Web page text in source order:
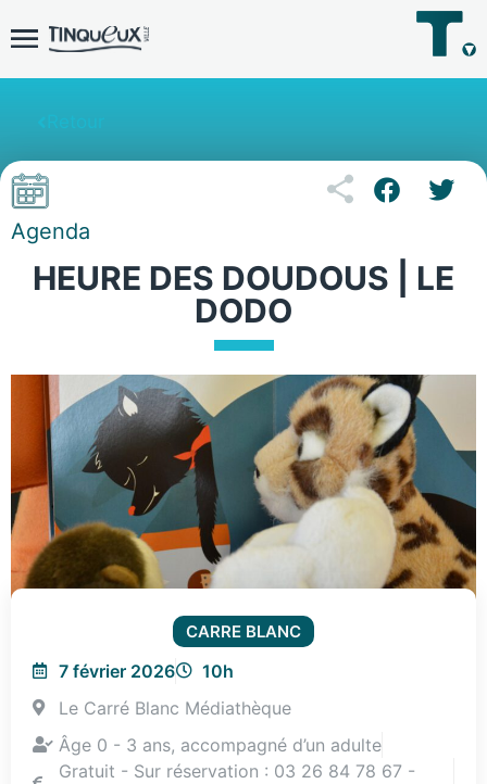
Agenda
HEURE DES DOUDOUS | LE
DODO
CARRE BLANC
7 février 2026
10h
Le Carré Blanc Médiathèque
Âge 0 - 3 ans, accompagné d’un adulte
Gratuit - Sur réservation : 03 26 84 78 67 -